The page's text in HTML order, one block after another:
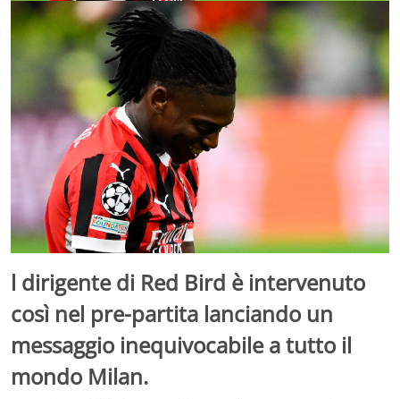
l dirigente di Red Bird è intervenuto
così nel pre-partita lanciando un
messaggio inequivocabile a tutto il
mondo Milan.